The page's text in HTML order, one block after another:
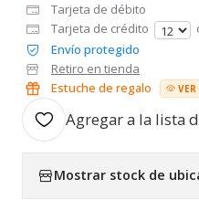
Tarjeta de débito
Tarjeta de crédito
Envío protegido
Retiro en tienda
Estuche de regalo
Agregar a la lista
Mostrar stock de